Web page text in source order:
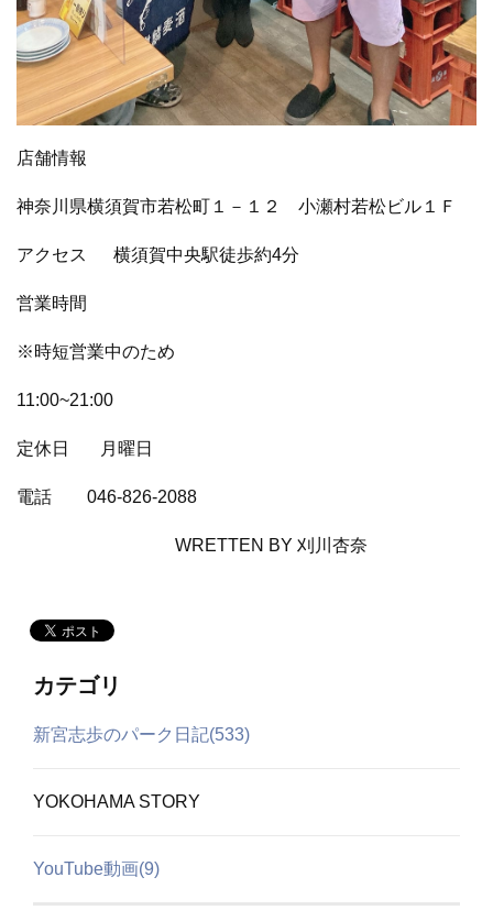
店舗情報
神奈川県横須賀市若松町１－１２ 小瀬村若松ビル１Ｆ
アクセス 横須賀中央駅徒歩約4分
営業時間
※時短営業中のため
11:00~21:00
定休日 月曜日
電話 046-826-2088
WRETTEN BY 刈川杏奈
カテゴリ
新宮志歩のパーク日記(533)
YOKOHAMA STORY
YouTube動画(9)